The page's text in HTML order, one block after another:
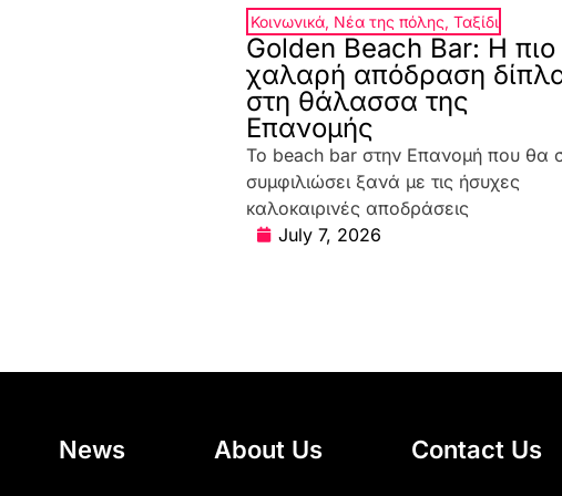
Κοινωνικά, Νέα της πόλης, Ταξίδι
Golden Beach Bar: Η πιο
χαλαρή απόδραση
στη θάλασσα της
Επανομής
Το beach bar στην Επανομή που θα
συμφιλιώσει ξανά με τις ήσυχες
καλοκαιρινές αποδράσεις
July 7, 2026
News About Us Contact Us